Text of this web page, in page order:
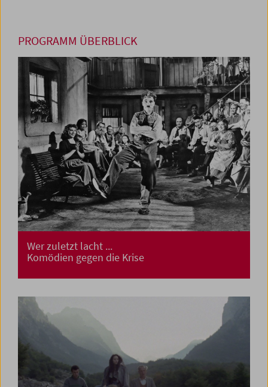
PROGRAMM ÜBERBLICK
Wer zuletzt lacht ...
Komödien gegen die Krise